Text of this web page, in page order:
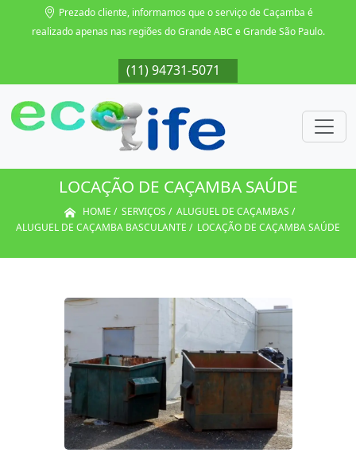
Prezado cliente, informamos que o serviço de Caçamba é
realizado apenas nas regiões do Grande ABC e Grande São Paulo.
(11) 94731-5071
LOCAÇÃO DE CAÇAMBA SAÚDE
HOME SERVIÇOS
ALUGUEL DE CAÇAMBAS
ALUGUEL DE CAÇAMBA BASCULANTE
LOCAÇÃO DE CAÇAMBA SAÚDE